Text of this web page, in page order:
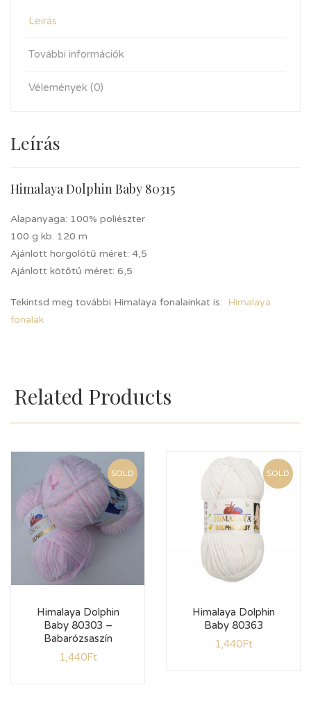
Leírás
További információk
Vélemények (0)
Leírás
Himalaya Dolphin Baby 80315
Alapanyaga: 100% poliészter
100 g kb. 120 m
Ajánlott horgolótű méret: 4,5
Ajánlott kötőtű méret: 6,5
Tekintsd meg további Himalaya fonalainkat is: Himalaya
fonalak
Related Products
SOLD
Himalaya Dolphin
Baby 80303 –
Babarózsaszín
1,440Ft
SOLD
Himalaya Dolphin
Baby 80363
1,440Ft